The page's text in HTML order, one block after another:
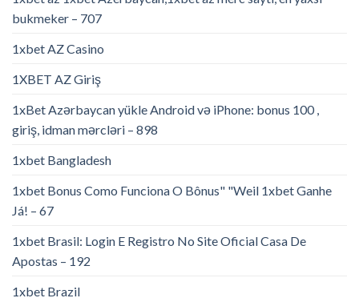
bukmeker – 707
1xbet AZ Casino
1XBET AZ Giriş
1xBet Azərbaycan yükle Android və iPhone: bonus 100 ,
giriş, idman mərcləri – 898
1xbet Bangladesh
1xbet Bonus Como Funciona O Bônus" "Weil 1xbet Ganhe
Já! – 67
1xbet Brasil: Login E Registro No Site Oficial Casa De
Apostas – 192
1xbet Brazil